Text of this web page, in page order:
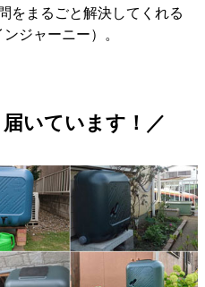
をまるごと解決してくれる
ジャーニー）。
いています！／